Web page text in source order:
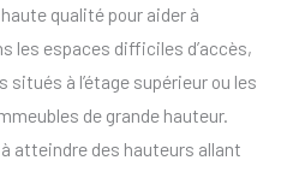
qualité pour aider à
les espaces difficiles d’accès,
à l’étage supérieur ou les
de grande hauteur.
atteindre des hauteurs allant